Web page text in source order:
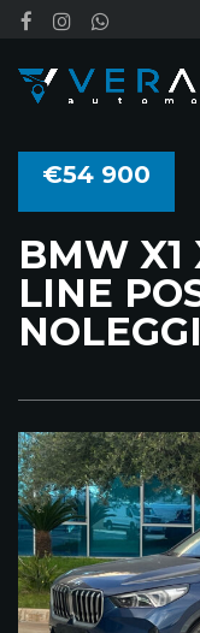
€54 900
BMW X1
LINE